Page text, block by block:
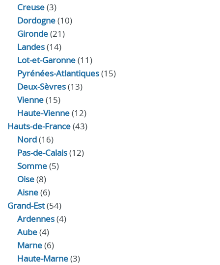
Creuse(3)
Dordogne(10)
Gironde(21)
Landes(14)
Lot-et-Garonne(11)
Pyrénées-Atlantiques(15)
Deux-Sèvres(13)
Vienne(15)
Haute-Vienne(12)
Hauts-de-France(43)
Nord(16)
Pas-de-Calais(12)
Somme(5)
Oise(8)
Aisne(6)
Grand-Est(54)
Ardennes(4)
Aube(4)
Marne(6)
Haute-Marne(3)